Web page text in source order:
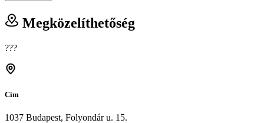
Megközelíthetőség
???
Cím
1037 Budapest, Folyondár u. 15.